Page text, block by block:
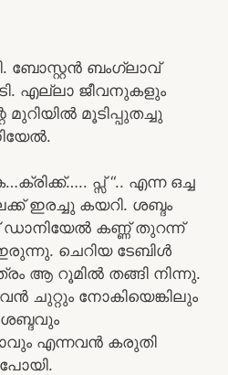
ബോസ്റ്റൻ ബംഗ്ലാവ്
എല്ലാ ജീവനുകളും
മുറിയിൽ മൂടിപ്പുതച്ചു
പ്സ് “.. എന്ന ഒച്ച
ഇരച്ചു കയറി. ശബ്ദം
ഡാനിയേൽ കണ്ണ് തുറന്ന്
ചെറിയ ടേബിൾ
ആ റൂമിൽ തങ്ങി നിന്നു.
ചുറ്റും നോകിയെങ്കിലും
എന്നവൻ കരുതി
പോയി.